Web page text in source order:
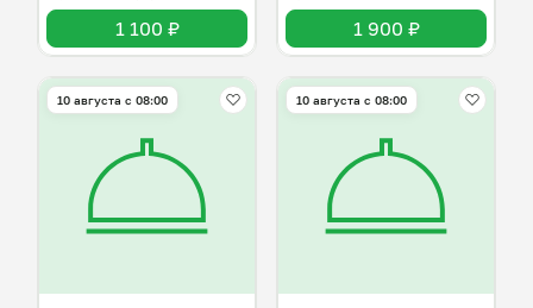
1 100 ₽ 1 900 ₽
10 августа с 08:00 10 августа с 08:00